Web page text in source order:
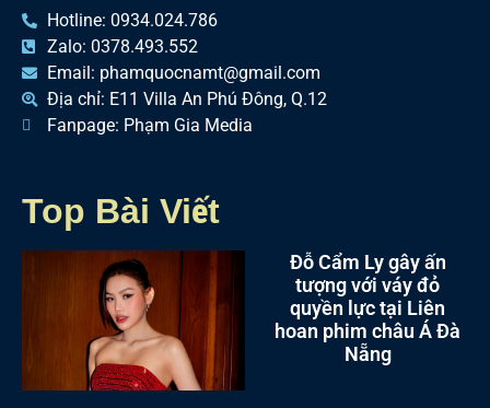
Hotline: 0934.024.786
Zalo: 0378.493.552
Email: phamquocnamt@gmail.com
Địa chỉ: E11 Villa An Phú Đông, Q.12
Fanpage: Phạm Gia Media
Top Bài Viết
Đỗ Cẩm Ly gây ấn
tượng với váy đỏ
quyền lực tại Liên
hoan phim châu Á Đà
Nẵng